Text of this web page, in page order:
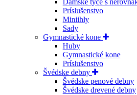
Dámske tyče s
Príslušenstvo
Miniihly
Sady
Gymnastické kone
Huby
Gymnastické kone
Príslušenstvo
Švédske debny
Švédske penové debny
Švédske drevené debny